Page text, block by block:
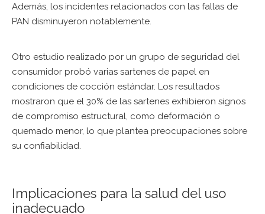
Además, los incidentes relacionados con las fallas de
PAN disminuyeron notablemente.
Otro estudio realizado por un grupo de seguridad del
consumidor probó varias sartenes de papel en
condiciones de cocción estándar. Los resultados
mostraron que el 30% de las sartenes exhibieron signos
de compromiso estructural, como deformación o
quemado menor, lo que plantea preocupaciones sobre
su confiabilidad.
Implicaciones para la salud del uso
inadecuado